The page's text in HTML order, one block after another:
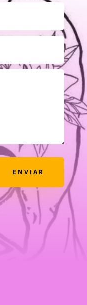
ENVIAR